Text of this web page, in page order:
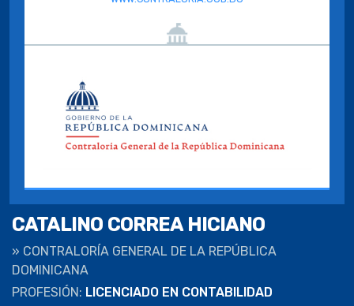
CATALINO CORREA HICIANO
» CONTRALORÍA GENERAL DE LA REPÚBLICA
DOMINICANA
PROFESIÓN: LICENCIADO EN CONTABILIDAD